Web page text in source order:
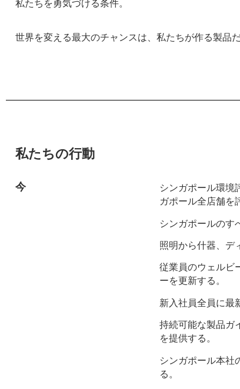
私たちを勇気づける条件。
世界を変える最大のチャンスは、私たちが作る製品
私たちの行動
今
シンガポール環境
ガポール全店舗を
シンガポールのす
照明から什器、デ
従業員のウェルビ
ーを更新する。
新入社員全員に最
持続可能な製品ガ
を提供する。
シンガポール本社
る。